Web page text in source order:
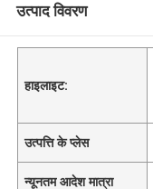
उत्पाद विवरण
हाइलाइट:
उत्पत्ति के प्लेस
न्यूनतम आदेश मात्रा